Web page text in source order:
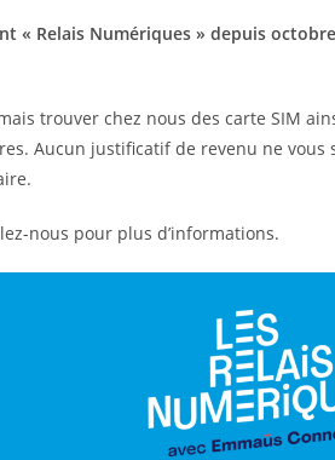
« Relais Numériques » depuis
trouver chez nous des carte SIM
Aucun justificatif de revenu ne vous
nous pour plus d’informations.